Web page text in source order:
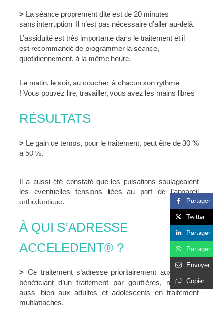
> La séance proprement dite est de 20 minutes
sans interruption. Il n’est pas nécessaire d’aller au-delà.
L’assiduité est très importante dans le traitement et il
est recommandé de programmer la séance,
quotidiennement, à la même heure.
Le matin, le soir, au coucher, à chacun son rythme
! Vous pouvez lire, travailler, vous avez les mains libres
RÉSULTATS
> Le gain de temps, pour le traitement, peut être de 30 %
à 50 %.
Il a aussi été constaté que les pulsations soulageaient
les éventuelles tensions liées au port de l’appareil
orthodontique.
À QUI S’ADRESSE
ACCELEDENT® ?
> Ce traitement s’adresse prioritairement aux adultes
bénéficiant d’un traitement par gouttières, mais tout
aussi bien aux adultes et adolescents en traitement
multiattaches.
Partager
Twitter
Partager
Partager
Envoyer
Copier